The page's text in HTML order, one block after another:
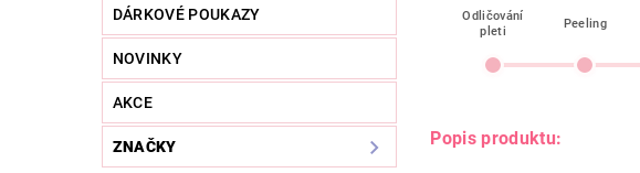
DÁRKOVÉ POUKAZY
NOVINKY
AKCE
ZNAČKY
Odličování
pleti
Peeling
Popis produktu: